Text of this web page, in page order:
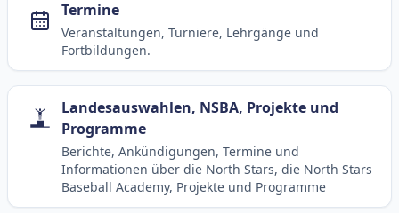
Termine
Veranstaltungen, Turniere, Lehrgänge und
Fortbildungen.
Landesauswahlen, NSBA, Projekte und
Programme
Berichte, Ankündigungen, Termine und
Informationen über die North Stars, die North Stars
Baseball Academy, Projekte und Programme